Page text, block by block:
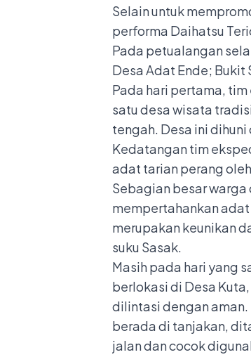
Selain untuk
performa Daihatsu
Pada petualangan
Desa Adat Ende; Bukit
Pada hari pertama, tim
satu desa wisata
tengah. Desa ini
Kedatangan tim
adat tarian perang
Sebagian besar
mempertahankan
merupakan keunikan
suku Sasak.
Masih pada hari yang
berlokasi di Desa
dilintasi dengan aman.
berada di tanjakan,
jalan dan cocok